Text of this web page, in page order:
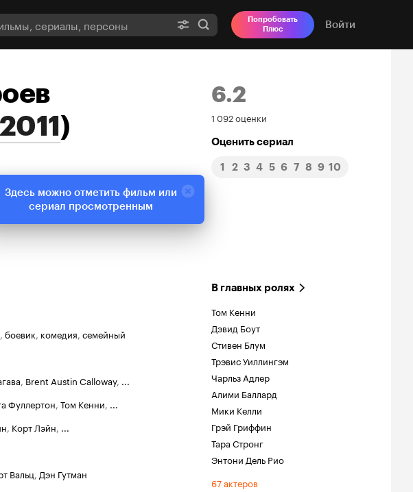
Попробовать
Плюс
Войти
)
6.2
Рейтинг
Кинопоиска
6.2
1 092 оценки
Оценить сериал
1 2 3 4 5 6 7 8 9 10
, боевик, комедия, семейный
, Brent Austin Calloway, ...
Фуллертон, Том Кенни, ...
, Корт Лэйн, ...
Вальц, Дэн Гутман
В главных ролях
Том Кенни
Дэвид Боут
Стивен Блум
Трэвис Уиллингэм
Чарльз Адлер
Алими Баллард
Мики Келли
Грэй Гриффин
Тара Стронг
Энтони Дель Рио
67 актеров
Здесь можно отметить фильм или
сериал просмотренным